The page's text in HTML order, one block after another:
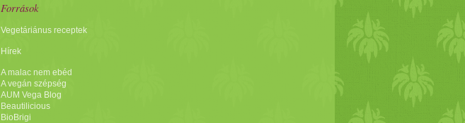
Források
Vegetáriánus receptek
Hírek
A malac nem ebéd
A vegán szépség
AUM Vega Blog
Beautilicious
BioBrigi